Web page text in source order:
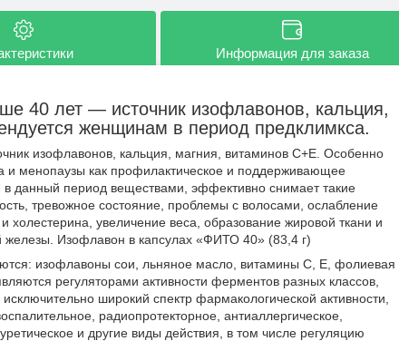
Информация для заказа
40 лет — источник изофлавонов, кальция,
женщинам в период предклимкса.
изофлавонов, кальция, магния, витаминов С+Е. Особенно
менопаузы как профилактическое и поддерживающее
данный период веществами, эффективно снимает такие
тревожное состояние, проблемы с волосами, ослабление
холестерина, увеличение веса, образование жировой ткани и
железы. Изофлавон в капсулах «ФИТО 40» (83,4 г)
изофлавоны сои, льняное масло, витамины С, Е, фолиевая
регуляторами активности ферментов разных классов,
широкий спектр фармакологической активности,
радиопротекторное, антиаллергическое,
и другие виды действия, в том числе регуляцию